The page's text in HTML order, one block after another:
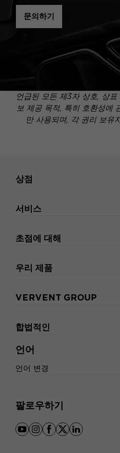
문의하기
언급된 모든 제3자 상호, 상
보 제공 목적, 특히 호환성에
만 사용되며, 각 권리 보유
언어
언어 변경
팔로우하기
youtube
instagram
facebook
x linkedin
상점
서비스
초점에 대해
우리 제품
VERVENT GROUP
합법적인